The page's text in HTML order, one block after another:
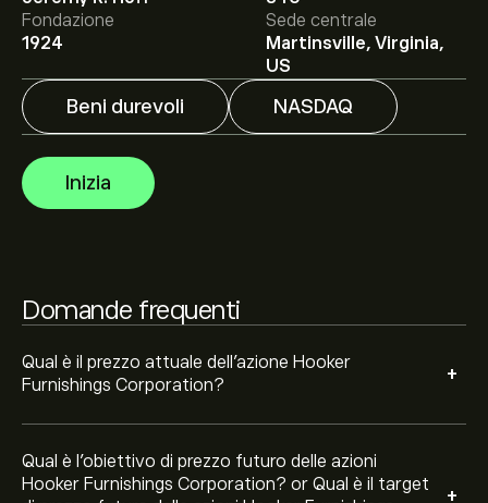
Fondazione
1924
Sede centrale
Martinsville, Virginia,
US
Beni durevoli NASDAQ
Inizia
Domande frequenti
Qual è il prezzo attuale dell'azione Hooker
Furnishings Corporation?
+
Qual è l'obiettivo di prezzo futuro delle azioni
Hooker Furnishings Corporation? or Qual è il target
+
Il target di prezzo medio per le azioni Hooker
Furnishings Corporation è di 15.43‎$‎.Iscrivitisu eToro
per previsioni dettagliate degli analisti e obiettivi di
prezzo.
Gli analisti offrono previsioni per le azioni Hooker
Furnishings Corporation basate su tendenze di
mercato, rapporti finanziari e crescita prevista.